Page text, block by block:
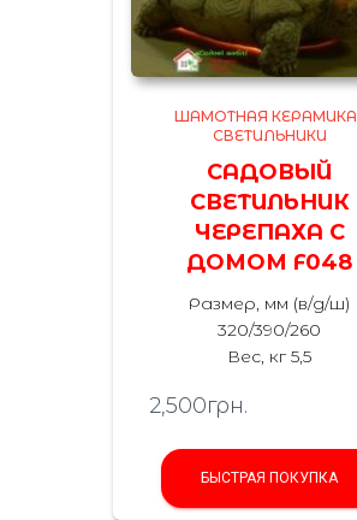
ШАМОТНАЯ КЕРАМИКА
СВЕТИЛЬНИКИ
САДОВЫЙ
СВЕТИЛЬНИК
ЧЕРЕПАХА С
ДОМОМ F048
Размер, мм (в/д/ш)
320/390/260
Вес, кг 5,5
2,500грн.
БЫСТРАЯ ПОКУПКА